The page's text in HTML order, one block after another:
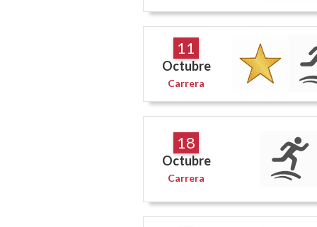
11
Octubre
Carrera
18
Octubre
Carrera